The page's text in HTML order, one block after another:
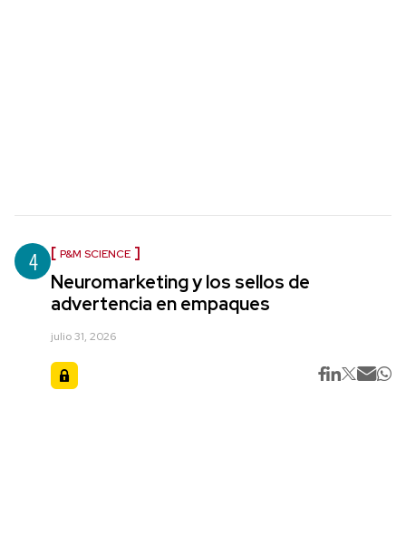
4 P&M SCIENCE
Neuromarketing y los sellos de
advertencia en empaques
julio 31, 2026